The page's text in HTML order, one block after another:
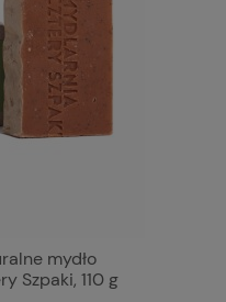
mydło
Szpaki, 110 g